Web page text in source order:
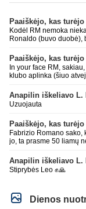
Kodėl RM nemoka
Ronaldo (buvo duobė),
laimėti La Liga. Dabar
nereikia mums jo,
be kvailų nereikia,
In your face RM,
klubo aplinka (šiuo
Super
Anapilin iškeliavo L.
Uzuojauta
Fabrizio Romano
jo, ta prasme 50 liamų
Anapilin iškeliavo L.
Stiprybės Leo ✊🙏
Dienos